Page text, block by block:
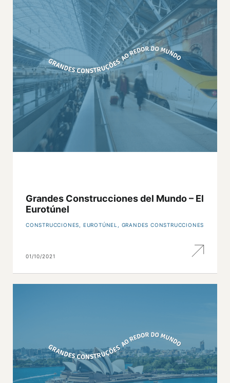
Grandes Construcciones del Mundo – El
Eurotúnel
CONSTRUCCIONES EUROTÚNEL GRANDES CONSTRUCCIONES
01/10/2021